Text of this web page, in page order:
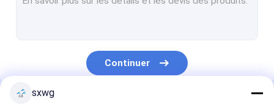
Bouton de carbure de tungstène
Barre de carbure de tungstène
Continuer
sxwg